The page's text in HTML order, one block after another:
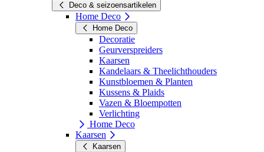
Deco & seizoensartikelen
Home Deco
Home Deco
Decoratie
Geurverspreiders
Kaarsen
Kandelaars & Theelichthouders
Kunstbloemen & Planten
Kussens & Plaids
Vazen & Bloempotten
Verlichting
Home Deco
Kaarsen
Kaarsen